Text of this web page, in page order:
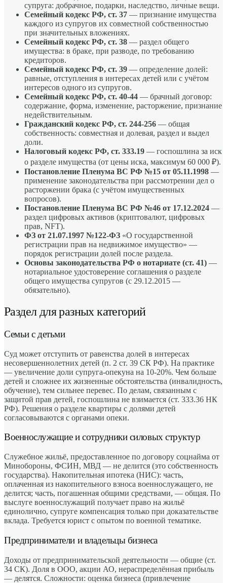
супруга: добрачное, подарки, наследство, личные вещи.
Семейный кодекс РФ, ст. 37 — признание имущества
каждого из супругов их совместной собственностью
при значительных вложениях.
Семейный кодекс РФ, ст. 38 — раздел общего
имущества: в браке, при разводе, по требованию
кредиторов.
Семейный кодекс РФ, ст. 39 — определение долей:
равные, отступления в интересах детей или с учётом
интересов одного из супругов.
Семейный кодекс РФ, ст. 40-44 — брачный договор:
содержание, форма, изменение, расторжение, признание
недействительным.
Гражданский кодекс РФ, ст. 244-256 — общая
собственность: совместная и долевая, раздел и выдел
доли.
Налоговый кодекс РФ, ст. 333.19 — госпошлина за иск
о разделе имущества (от цены иска, максимум 60 000 ₽).
Постановление Пленума ВС РФ №15 от 05.11.1998 —
применение законодательства при рассмотрении дел о
расторжении брака (с учётом имущественных
вопросов).
Постановление Пленума ВС РФ №46 от 17.12.2024 —
раздел цифровых активов (криптовалют, цифровых
прав, NFT).
ФЗ от 21.07.1997 №122-ФЗ «О государственной
регистрации прав на недвижимое имущество» —
порядок регистрации долей после раздела.
Основы законодательства РФ о нотариате (ст. 41) —
нотариальное удостоверение соглашения о разделе
общего имущества супругов (с 29.12.2015 —
обязательно).
Раздел для разных категорий
Семьи с детьми
Суд может отступить от равенства долей в интересах
несовершеннолетних детей (п. 2 ст. 39 СК РФ). На практике
— увеличение доли супруга-опекуна на 10-20%. Чем больше
детей и сложнее их жизненные обстоятельства (инвалидность,
обучение), тем сильнее перевес. По делам, связанным с
защитой прав детей, госпошлина не взимается (ст. 333.36 НК
РФ). Решения о разделе квартиры с долями детей
согласовываются с органами опеки.
Военнослужащие и сотрудники силовых структур
Служебное жильё, предоставленное по договору соцнайма от
Минобороны, ФСИН, МВД — не делится (это собственность
государства). Накопительная ипотека (НИС): часть,
оплаченная из накопительного взноса военнослужащего, не
делится; часть, погашенная общими средствами, — общая. По
выслуге военнослужащий получает право на жильё
единолично, супруге компенсация только при доказательстве
вклада. Требуется юрист с опытом по военной тематике.
Предприниматели и владельцы бизнеса
Доходы от предпринимательской деятельности — общие (ст.
34 СК). Доля в ООО, акции АО, нераспределённая прибыль
— делятся. Сложности: оценка бизнеса (привлечение